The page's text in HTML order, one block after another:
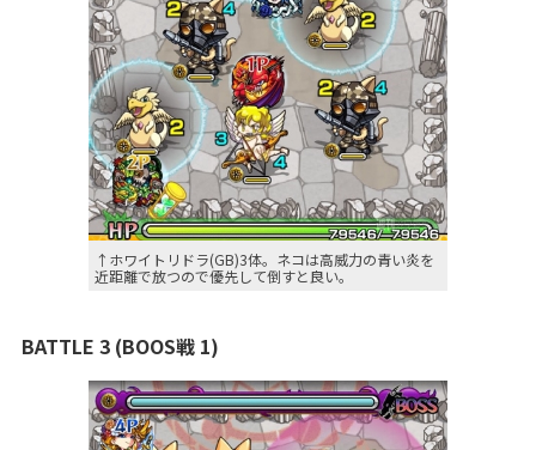
↑ホワイトリドラ(GB)3体。ネコは高威力の青い炎を
近距離で放つので優先して倒すと良い。
BATTLE 3 (BOOS戦 1)